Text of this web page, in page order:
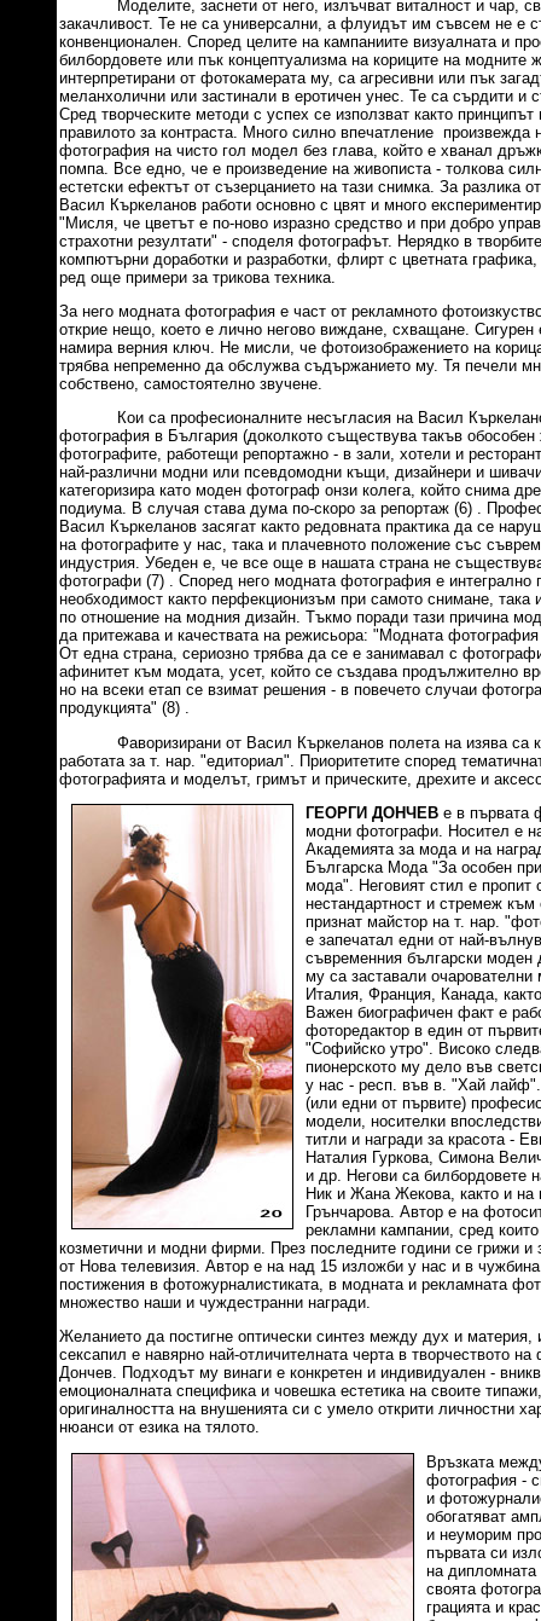
Моделите, заснети от него, излъчват виталност и чар,
закачливост. Те не са универсални, а флуидът им съвсем не е
конвенционален. Според целите на кампаниите визуалната и
билбордовете или пък концептуализма на кориците на модните
интерпретирани от фотокамерата му, са агресивни или пък
меланхолични или застинали в еротичен унес. Те са сърдити и
Сред творческите методи с успех се използват както
правилото за контраста. Много силно впечатление произвежда
фотография на чисто гол модел без глава, който е хванал
помпа. Все едно, че е произведение на живописта - толкова
естетски ефектът от съзерцанието на тази снимка. За разлика
Васил Къркеланов работи основно с цвят и много
"Мисля, че цветът е по-ново изразно средство и при добро
страхотни резултати" - споделя фотографът. Нерядко в
компютърни доработки и разработки, флирт с цветната
ред още примери за трикова техника.
За него модната фотография е част от рекламното
открие нещо, което е лично негово виждане, схващане. Сигурен
намира верния ключ. Не мисли, че фотоизображението на
трябва непременно да обслужва съдържанието му. Тя печели
собствено, самостоятелно звучене.
Кои са професионалните несъгласия на Васил
фотография в България (доколкото съществува такъв
фотографите, работещи репортажно - в зали, хотели и
най-различни модни или псевдомодни къщи, дизайнери и
категоризира като моден фотограф онзи колега, който снима
подиума. В случая става дума по-скоро за репортаж (6) .
Васил Къркеланов засягат както редовната практика да се
на фотографите у нас, така и плачевното положение със
индустрия. Убеден е, че все още в нашата страна не
фотографи (7) . Според него модната фотография е интегрално
необходимост както перфекционизъм при самото снимане, така
по отношение на модния дизайн. Тъкмо поради тази причина
да притежава и качествата на режисьора: "Модната
От една страна, сериозно трябва да се е занимавал с
афинитет към модата, усет, който се създава продължително
но на всеки етап се взимат решения - в повечето случаи
продукцията" (8) .
Фаворизирани от Васил Къркеланов полета на изява са
работата за т. нар. "едиториал". Приоритетите според
фотографията и моделът, гримът и прическите, дрехите и
ГЕОРГИ ДОНЧЕВ е в първата
модни фотографи. Носител е
Академията за мода и на
Българска Мода "За особен
мода". Неговият стил е пропит
нестандартност и стремеж към
признат майстор на т. нар.
е запечатал едни от най-
съвременния български моден
му са заставали
Италия, Франция, Канада,
Важен биографичен факт е
фоторедактор в един от
"Софийско утро". Високо
пионерското му дело във
у нас - респ. във в. "Хай
(или едни от първите)
модели, носителки
титли и награди за красота -
Наталия Гуркова, Симона
и др. Негови са билбордовете
Ник и Жана Жекова, както и на
Грънчарова. Автор е на
рекламни кампании, сред
козметични и модни фирми. През последните години се грижи и
от Нова телевизия. Автор е на над 15 изложби у нас и в
постижения в фотожурналистиката, в модната и рекламната
множество наши и чуждестранни награди.
Желанието да постигне оптически синтез между дух и материя,
сексапил е навярно най-отличителната черта в творчеството на
Дончев. Подходът му винаги е конкретен и индивидуален -
емоционалната специфика и човешка естетика на своите
оригиналността на внушенията си с умело открити личностни
нюанси от езика на тялото.
Връзката
фотография -
и
обогатяват
и неуморим
първата си
на дипломната
своята
грацията и